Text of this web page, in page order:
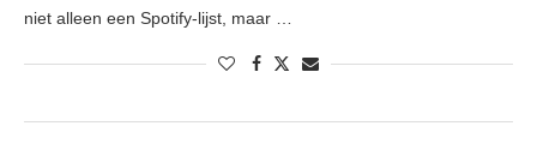
niet alleen een Spotify-lijst, maar …